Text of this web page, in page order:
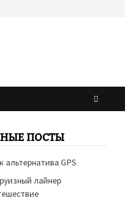
ПОСТЫ
альтернатива GPS
лайнер